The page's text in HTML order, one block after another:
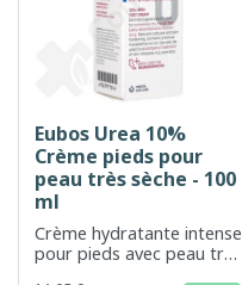
Eubos Urea 10%
Crème pieds pour
peau très sèche - 100
ml
Crème hydratante intense
pour pieds avec peau très